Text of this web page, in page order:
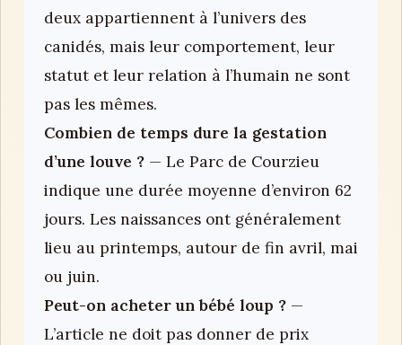
deux appartiennent à l’univers des
canidés, mais leur comportement, leur
statut et leur relation à l’humain ne sont
pas les mêmes.
Combien de temps dure la gestation
d’une louve ? — Le Parc de Courzieu
indique une durée moyenne d’environ 62
jours. Les naissances ont généralement
lieu au printemps, autour de fin avril, mai
ou juin.
Peut-on acheter un bébé loup ? —
L’article ne doit pas donner de prix